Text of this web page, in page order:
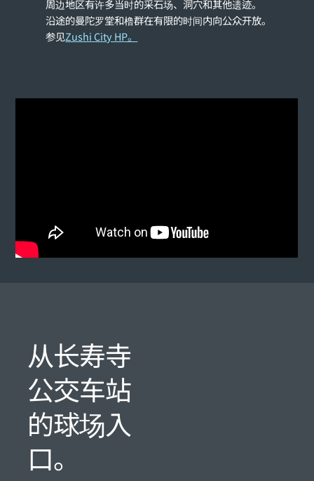
周边地区有许多当时的采石场、洞穴和其他遗迹。
沿途的曼陀罗堂和橹群在有限的时间内向公众开放。
参见Zushi City HP。
从长寿寺
公交车站
的球场入
口。